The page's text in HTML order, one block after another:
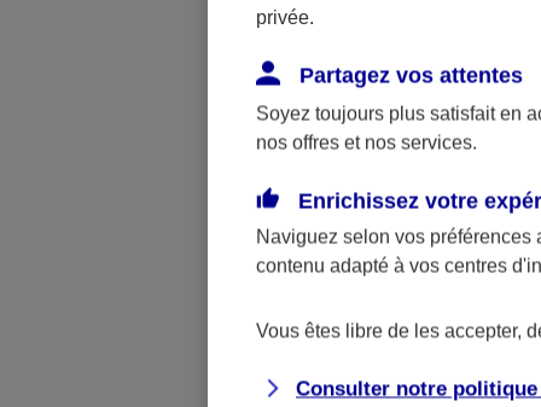
avantages
spécifiques
plus
Vous
privée.
Partagez vos attentes
Soyez toujours plus satisfait en
nos offres et nos services.
Enrichissez votre
Naviguez selon vos préférences
contenu adapté à vos centres
Vous êtes libre de les accepter,
Consulter notre politique